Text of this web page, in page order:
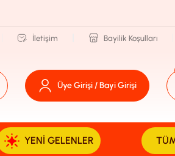
İletişim Bayilik Koşulları
Üye Girişi / Bayi Girişi
YENI GELENLER